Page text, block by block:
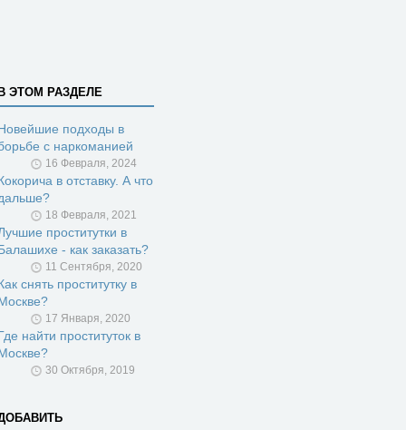
ЭТОМ РАЗДЕЛЕ
подходы в
с наркоманией
16 Февраля, 2024
в отставку. А что
18 Февраля, 2021
проститутки в
- как заказать?
11 Сентября, 2020
снять проститутку в
17 Января, 2020
найти проституток в
30 Октября, 2019